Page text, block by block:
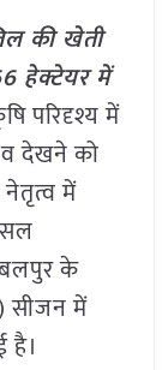
की खेती
हेक्टेयर में
परिदृश्य में
देखने को
नेतृत्व में
के
सीजन में
है।